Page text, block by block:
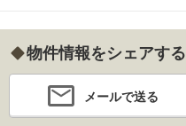
物件情報をシェアする
メールで送る